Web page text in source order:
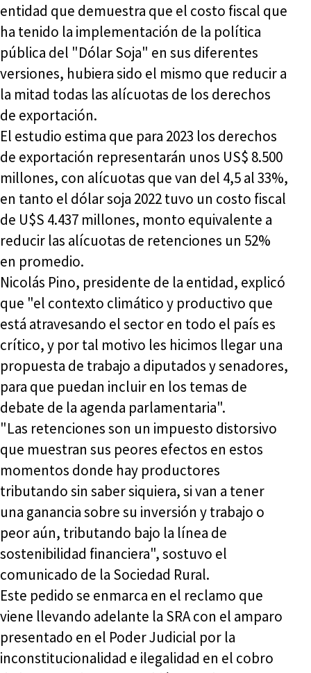
entidad que demuestra que el costo fiscal que
ha tenido la implementación de la política
pública del "Dólar Soja" en sus diferentes
versiones, hubiera sido el mismo que reducir a
la mitad todas las alícuotas de los derechos
de exportación.
El estudio estima que para 2023 los derechos
de exportación representarán unos US$ 8.500
millones, con alícuotas que van del 4,5 al 33%,
en tanto el dólar soja 2022 tuvo un costo fiscal
de U$S 4.437 millones, monto equivalente a
reducir las alícuotas de retenciones un 52%
en promedio.
Nicolás Pino, presidente de la entidad, explicó
que "el contexto climático y productivo que
está atravesando el sector en todo el país es
crítico, y por tal motivo les hicimos llegar una
propuesta de trabajo a diputados y senadores,
para que puedan incluir en los temas de
debate de la agenda parlamentaria".
"Las retenciones son un impuesto distorsivo
que muestran sus peores efectos en estos
momentos donde hay productores
tributando sin saber siquiera, si van a tener
una ganancia sobre su inversión y trabajo o
peor aún, tributando bajo la línea de
sostenibilidad financiera", sostuvo el
comunicado de la Sociedad Rural.
Este pedido se enmarca en el reclamo que
viene llevando adelante la SRA con el amparo
presentado en el Poder Judicial por la
inconstitucionalidad e ilegalidad en el cobro